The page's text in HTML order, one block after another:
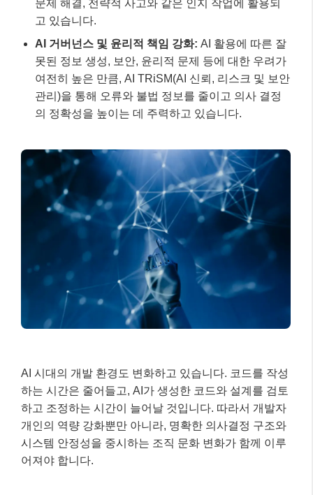
AI 시대의 개발 환경도 변화하고 있습니다. 코드를 작성
하는 시간은 줄어들고, AI가 생성한 코드와 설계를 검토
하고 조정하는 시간이 늘어날 것입니다. 따라서 개발자
개인의 역량 강화뿐만 아니라, 명확한 의사결정 구조와
시스템 안정성을 중시하는 조직 문화 변화가 함께 이루
어져야 합니다.
극대화 사례 📚
생성형 AI는 이미 다양한 분야에서 업무 효율을 혁신적
으로 높이고 있습니다. 한 온라인 유통업체 A사는 AI 기
반 광고 솔루션을 도입하여, 과거 직원들이 일일이 설정
하던 광고 타깃을 AI가 소비자 취향 맞춤형으로 제시하